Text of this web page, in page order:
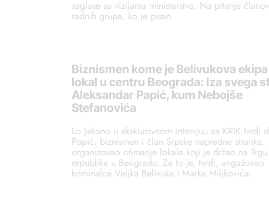
saglase sa vizijama ministarstva. Na pitanje
radnih grupa, ko je pisao
Biznismen kome je Belivukova
lokal u centru Beograda: Iza svega
Aleksandar Papić, kum Nebojše
Stefanovića
Lo Jakono u ekskluzivnom intervjuu za KRIK tvrdi
Papić, biznismen i član Srpske napredne stranke,
organizovao otimanje lokala koji je držao na Trgu
republike u Beogradu. Za to je, tvrdi, angažovao
kriminalce Veljka Belivuka i Marka Miljkovića.